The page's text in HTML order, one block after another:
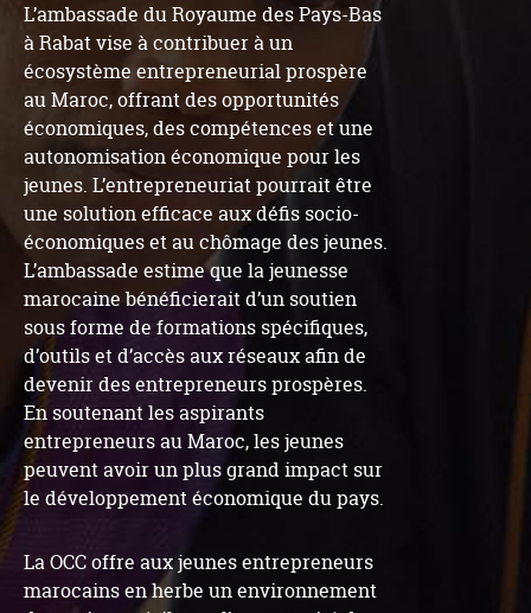
L’ambassade du Royaume des Pays-Bas
à Rabat vise à contribuer à un
écosystème entrepreneurial prospère
au Maroc, offrant des opportunités
économiques, des compétences et une
autonomisation économique pour les
jeunes. L’entrepreneuriat pourrait être
une solution efficace aux défis socio-
économiques et au chômage des jeunes.
L’ambassade estime que la jeunesse
marocaine bénéficierait d’un soutien
sous forme de formations spécifiques,
d’outils et d’accès aux réseaux afin de
devenir des entrepreneurs prospères.
En soutenant les aspirants
entrepreneurs au Maroc, les jeunes
peuvent avoir un plus grand impact sur
le développement économique du pays.
La OCC offre aux jeunes entrepreneurs
marocains en herbe un environnement